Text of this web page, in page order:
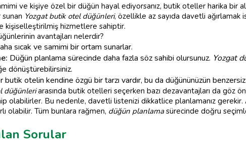
ve kişiye özel bir düğün hayal ediyorsanız, butik oteller harika bir
Yozgat butik otel düğünleri, özellikle az sayıda davetli
kişiselleştirilmiş hizmetlere sahiptir.
avantajları nelerdir?
sıcak ve samimi bir ortam sunarlar.
Düğün planlama sürecinde daha fazla söz sahibi olursunuz. Yozgat
dönüştürebilirsiniz.
butik otelin kendine özgü bir tarzı vardır, bu da düğününüzün benzersiz
düğünleriarasında butik otelleri seçerken bazı dezavantajları da göz
olabilirler. Bu nedenle, davetli listenizi dikkatlice planlamanız gerekir.
olabilir. Tüm bunlara rağmen, düğün planlamasürecinde doğru
Sorular